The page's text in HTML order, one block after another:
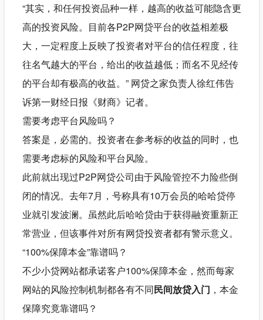
“其实，和任何投资品种一样，越高的收益可能隐含更
高的投资风险。目前各P2P网贷平台的收益相差极
大，一定程度上反映了投资者对平台的信任程度，往
往名气越大的平台，给出的收益越低；而名不见经传
的平台却有极高的收益。” 网贷之家负责人徐红伟告
诉第一财经日报《财商》记者。
需要考虑平台风险吗？
答案是，必需的。投资者在参考标的收益的同时，也
需要考虑标的风险和平台风险。
此前就出现过P2P网贷公司由于风险管控不力险些倒
闭的情况。去年7月，号称具有10万会员的哈哈贷停
业就引发波澜。虽然此后哈哈贷由于获得融资重新正
常营业，但该事件对所有网贷投资者都有警示意义。
“100%保障本金”靠谱吗？
不少小贷网站都承诺客户100%保障本金，然而每家
网站的风险控制机制都各有不同民间放贷入门 ，本金
保障究竟靠谱吗？